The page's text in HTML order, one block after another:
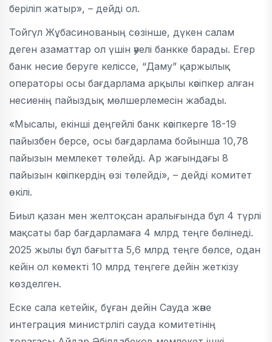
беріліп жатыр», – дейді ол.
Тойгүл Жұбасинованың сөзінше, дүкен салам
деген азаматтар ол үшін әуелі банкке барады. Егер
банк несие беруге келіссе, “Даму” қаржылық
операторы осы бағдарлама арқылы кәсіпкер алған
несиенің пайыздық мөлшерлемесін жабады.
«Мысалы, екінші деңгейлі банк кәсіпкерге 18-19
пайызбен берсе, осы бағдарлама бойынша 10,78
пайызын мемлекет төлейді. Ар жағындағы 8
пайызын кәсіпкердің өзі төлейді», – дейді комитет
өкілі.
Биыл қазан мен желтоқсан аралығында бұл 4 түрлі
мақсаты бар бағдарламаға 4 млрд теңге бөлінеді.
2025 жылы бұл бағытта 5,6 млрд теңге бөлсе, одан
кейін ол көмекті 10 млрд теңгеге дейін жеткізу
көзделген.
Еске сала кетейік, бұған дейін Сауда және
интеграция министрлігі сауда комитетінің